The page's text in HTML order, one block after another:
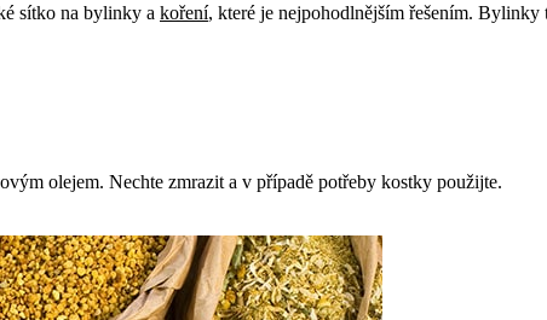
sítko na bylinky a koření, které je nejpohodlnějším řešením. Bylinky
olejem. Nechte zmrazit a v případě potřeby kostky použijte.